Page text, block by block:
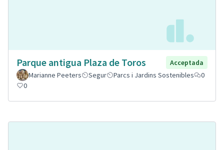
Parque antigua Plaza de Toros
Acceptada
Marianne Peeters
Segur Parcs i Jardins Sostenibles
0
0